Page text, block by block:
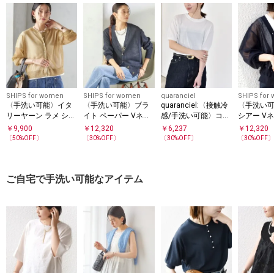
SHIPS for women
〈手洗い可能〉イタ
リーヤーン ラメ ショ
ート カーディガン
￥ 9,900
〔50%OFF〕
SHIPS for women
〈手洗い可能〉ブラ
イト ペーパー Vネッ
ク ニット カーディガ
ン
￥12,320
〔30%OFF〕
quaranciel
quaranciel:〈接触冷
感/手洗い可能〉コン
パクト シアー ニット
TEE
￥ 6,237
〔30%OFF〕
SHIPS for
〈手洗い
シアー V
ディガン
￥12,320
〔30%OFF〕
ご自宅で手洗い可能なアイテム